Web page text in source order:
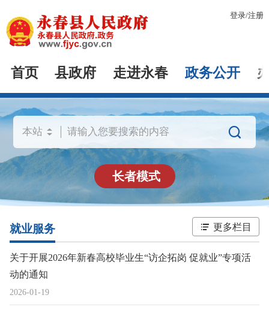
登录/注册
首页 县政府 走进永春 政务公开

长者模式
就业服务 更多栏目
2026-01-19
关于开展2026年新春高校毕业生“访企拓岗 促就业”专项活
动的通知